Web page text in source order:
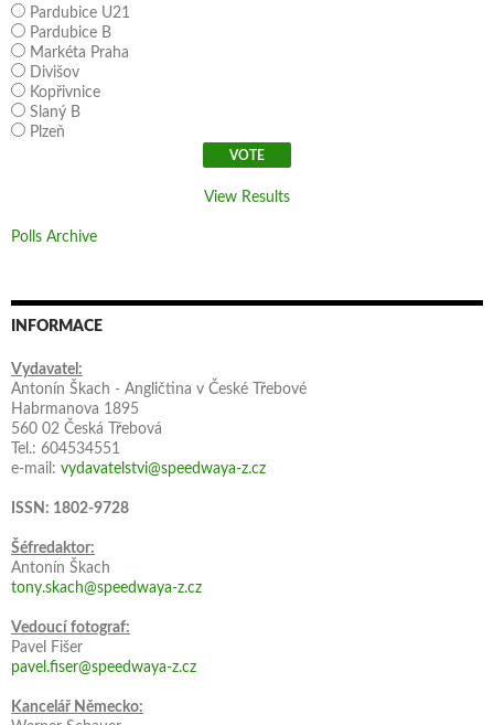
Pardubice U21
Pardubice B
Markéta Praha
Divišov
Kopřivnice
Slaný B
Plzeň
View Results
Polls Archive
INFORMACE
Vydavatel:
Antonín Škach - Angličtina v České Třebové
Habrmanova 1895
560 02 Česká Třebová
Tel.: 604534551
e-mail: vydavatelstvi@speedwaya-z.cz
ISSN: 1802-9728
Šéfredaktor:
Antonín Škach
tony.skach@speedwaya-z.cz
Vedoucí fotograf:
Pavel Fišer
pavel.fiser@speedwaya-z.cz
Kancelář Německo: